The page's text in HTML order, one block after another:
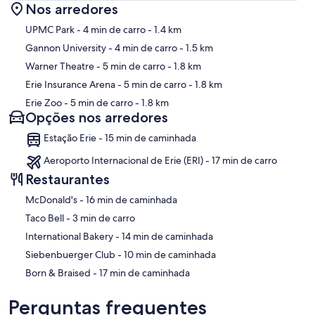
Mapa
Nos arredores
UPMC Park- 4 min de carro- 1.4 km
Gannon University- 4 min de carro- 1.5 km
Warner Theatre- 5 min de carro- 1.8 km
Erie Insurance Arena- 5 min de carro- 1.8 km
Erie Zoo- 5 min de carro- 1.8 km
Opções nos arredores
Estação Erie - 15 min de caminhada
Aeroporto Internacional de Erie (ERI) - 17 min de carro
Restaurantes
‪McDonald's - ‬16 min de caminhada
‪Taco Bell - ‬3 min de carro
‪International Bakery - ‬14 min de caminhada
‪Siebenbuerger Club - ‬10 min de caminhada
‪Born & Braised - ‬17 min de caminhada
Perguntas frequentes